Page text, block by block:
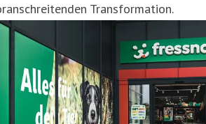
Transformation.